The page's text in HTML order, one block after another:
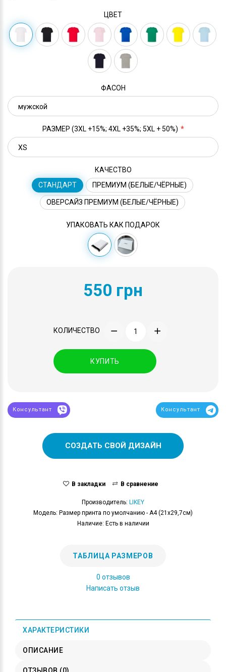
ЦВЕТ
ФАСОН
РАЗМЕР (3XL +15%; 4XL +35%; 5XL + 50%)
КАЧЕСТВО
СТАНДАРТ
ПРЕМИУМ (БЕЛЫЕ/ЧЁРНЫЕ)
ОВЕРСАЙЗ ПРЕМИУМ (БЕЛЫЕ/ЧЁРНЫЕ)
УПАКОВАТЬ КАК ПОДАРОК
550 грн
КОЛИЧЕСТВО
КУПИТЬ
Консультант Консультант
СОЗДАТЬ СВОЙ ДИЗАЙН
В закладки В сравнение
Производитель: LIKEY
Модель: Размер принта по умолчанию - А4 (21x29,7см)
Наличие: Есть в наличии
ТАБЛИЦА РАЗМЕРОВ
0 отзывов
Написать отзыв
ХАРАКТЕРИСТИКИ
ОПИСАНИЕ
ОТЗЫВОВ (0)